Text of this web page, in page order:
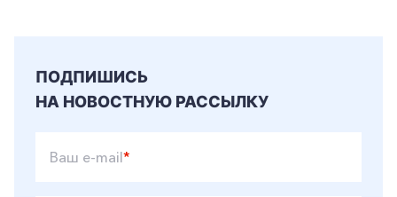
ПОДПИШИСЬ
НА НОВОСТНУЮ РАССЫЛКУ
Ваш e-mail*